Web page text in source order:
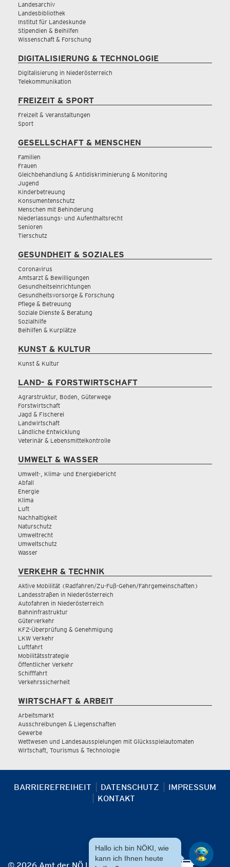
Landesarchiv
Landesbibliothek
Institut für Landeskunde
Stipendien & Beihilfen
Wissenschaft & Forschung
DIGITALISIERUNG & TECHNOLOGIE
Digitalisierung in Niederösterreich
Telekommunikation
FREIZEIT & SPORT
Freizeit & Veranstaltungen
Sport
GESELLSCHAFT & MENSCHEN
Familien
Frauen
Gleichbehandlung & Antidiskriminierung & Monitoring
Jugend
Kinderbetreuung
Konsumentenschutz
Menschen mit Behinderung
Niederlassungs- und Aufenthaltsrecht
Senioren
Tierschutz
GESUNDHEIT & SOZIALES
Coronavirus
Amtsarzt & Bewilligungen
Gesundheitseinrichtungen
Gesundheitsvorsorge & Forschung
Pflege & Betreuung
Soziale Dienste & Beratung
Sozialhilfe
Beihilfen & Kurplätze
KUNST & KULTUR
Kunst & Kultur
LAND- & FORSTWIRTSCHAFT
Agrarstruktur, Boden, Güterwege
Forstwirtschaft
Jagd & Fischerei
Landwirtschaft
Ländliche Entwicklung
Veterinär & Lebensmittelkontrolle
UMWELT & WASSER
Umwelt-, Klima- und Energiebericht
Abfall
Energie
Klima
Luft
Nachhaltigkeit
Naturschutz
Umweltrecht
Umweltschutz
Wasser
VERKEHR & TECHNIK
Aktive Mobilität (Radfahren/Zu-Fuß-Gehen/Fahrgemeinschaften)
Landesstraßen in Niederösterreich
Autofahren in Niederösterreich
Bahninfrastruktur
Güterverkehr
KFZ-Überprüfung & Genehmigung
LKW Verkehr
Luftfahrt
Mobilitätsstrategie
Öffentlicher Verkehr
Schifffahrt
Verkehrssicherheit
WIRTSCHAFT & ARBEIT
Arbeitsmarkt
Ausschreibungen & Liegenschaften
Gewerbe
Wettwesen und Landesausspielungen mit Glücksspielautomaten
Wirtschaft, Tourismus & Technologie
BARRIEREFREIHEIT DATENSCHUTZ
IMPRESSUM
KONTAKT
Hallo ich bin NÖKI, wie
kann ich Ihnen heute